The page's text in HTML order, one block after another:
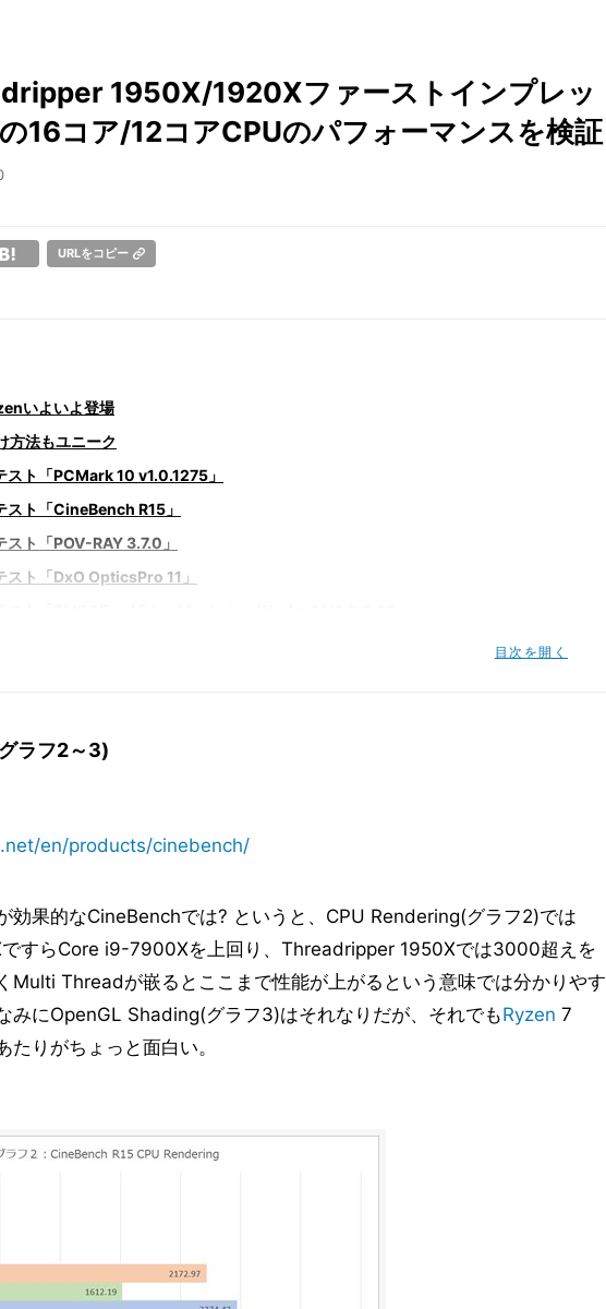
1950X/1920Xファーストインプレッ
16コア/12コアCPUのパフォーマンスを検証
URLをコピー
いよいよ登場
方法もユニーク
スト「PCMark 10 v1.0.1275」
スト「CineBench R15」
スト「POV-RAY 3.7.0」
スト「DxO OpticsPro 11」
スト「Hitman 2016」
スト「Rise of the Tomb Raider」
ト「SID MEIER'S CIVILIZATION VI」
スト「RightMark Multi-Thread Memory Test 1.1」
スト「消費電力測定」
目次を開く
ラフ2～3)
en/products/cinebench/
効果的なCineBenchでは? というと、CPU Rendering(グラフ2)では
すらCore i9-7900Xを上回り、Threadripper 1950Xでは3000超えを
Multi Threadが嵌るとここまで性能が上がるという意味では分かりやす
みにOpenGL Shading(グラフ3)はそれなりだが、それでもRyzen 7
りがちょっと面白い。